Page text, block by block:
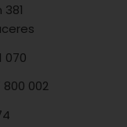
070
002